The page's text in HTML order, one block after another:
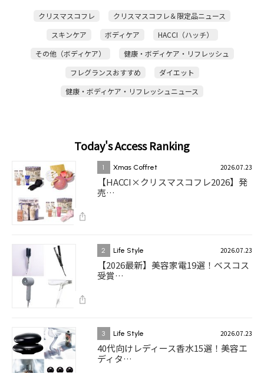
クリスマスコフレ
クリスマスコフレ＆限定品ニュース
スキンケア
ボディケア
HACCI（ハッチ）
その他（ボディケア）
健康・ボディケア・リフレッシュ
フレグランスおすすめ
ダイエット
健康・ボディケア・リフレッシュニュース
Today's Access Ranking
1 Xmas Coffret 2026.07.23
【HACCI×クリスマスコフレ2026】発
売…
2 Life Style 2026.07.23
【2026最新】美容家電19選！ベスコス
受賞…
3 Life Style 2026.07.23
40代向けレディース香水15選！美容エ
ディタ…